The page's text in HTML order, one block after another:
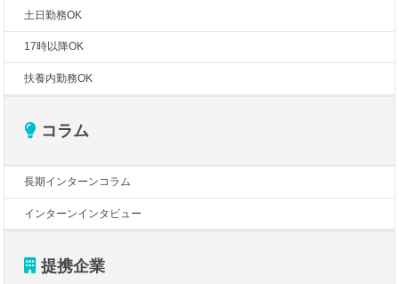
土日勤務OK
17時以降OK
扶養内勤務OK
コラム
長期インターンコラム
インターンインタビュー
提携企業